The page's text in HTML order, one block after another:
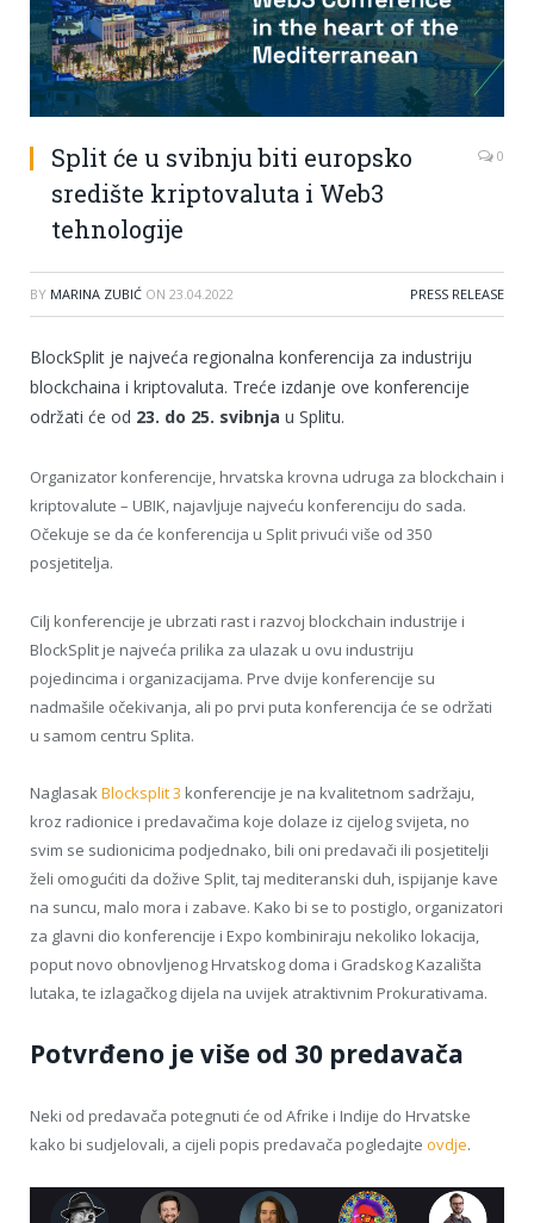
Split će u svibnju biti europsko
središte kriptovaluta i Web3
tehnologije
0
BY MARINA ZUBIĆ ON 23.04.2022 PRESS RELEASE
BlockSplit je najveća regionalna konferencija za industriju
blockchaina i kriptovaluta. Treće izdanje ove konferencije
održati će od 23. do 25. svibnja u Splitu.
Organizator konferencije, hrvatska krovna udruga za blockchain i
kriptovalute – UBIK, najavljuje najveću konferenciju do sada.
Očekuje se da će konferencija u Split privući više od 350
posjetitelja.
Cilj konferencije je ubrzati rast i razvoj blockchain industrije i
BlockSplit je najveća prilika za ulazak u ovu industriju
pojedincima i organizacijama. Prve dvije konferencije su
nadmašile očekivanja, ali po prvi puta konferencija će se održati
u samom centru Splita.
NaglasakBlocksplit 3 konferencije je na kvalitetnom sadržaju,
kroz radionice i predavačima koje dolaze iz cijelog svijeta, no
svim se sudionicima podjednako, bili oni predavači ili posjetitelji
želi omogućiti da dožive Split, taj mediteranski duh, ispijanje kave
na suncu, malo mora i zabave. Kako bi se to postiglo, organizatori
za glavni dio konferencije i Expo kombiniraju nekoliko lokacija,
poput novo obnovljenog Hrvatskog doma i Gradskog Kazališta
lutaka, te izlagačkog dijela na uvijek atraktivnim Prokurativama.
Potvrđeno je više od 30 predavača
Neki od predavača potegnuti će od Afrike i Indije do Hrvatske
kako bi sudjelovali, a cijeli popis predavača pogledajte ovdje.